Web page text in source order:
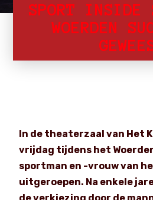
SPORT INSIDE
WOERDEN
In de theaterzaal van Het
vrijdag tijdens het
sportman en -vrouw van
uitgeroepen. Na enkele